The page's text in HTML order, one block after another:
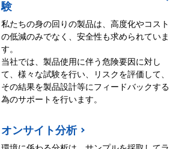
験
私たちの身の回りの製品は、高度化やコスト
の低減のみでなく、安全性も求められていま
す。
当社では、製品使用に伴う危険要因に対し
て、様々な試験を行い、リスクを評価して、
その結果を製品設計等にフィードバックする
為のサポートを行います。
オンサイト分析